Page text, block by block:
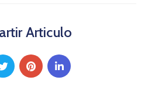
Articulo